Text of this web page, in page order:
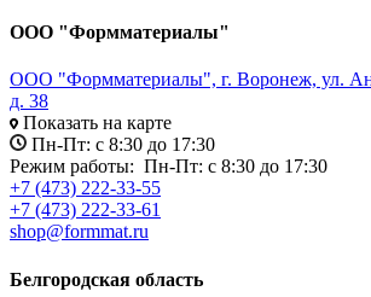
ООО "Формматериалы"
ООО "Формматериалы", г. Воронеж, ул.
д. 38
Показать на карте
Пн-Пт: с 8:30 до 17:30
Режим работы: Пн-Пт: с 8:30 до 17:30
+7 (473) 222-33-55
+7 (473) 222-33-61
shop@formmat.ru
Белгородская область